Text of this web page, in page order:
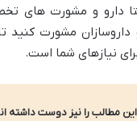
دارو و مشورت های
مشورت کنید
نیازهای شما است.
مطالب را نیز دوست داشته